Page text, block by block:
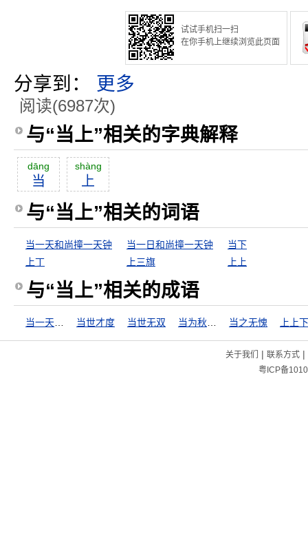
试试手机扫一扫
在你手机上继续浏览此页面
分享到： 更多
阅读(6987次)
与“当上”相关的字典解释
dāng
当
shàng
上
与“当上”相关的词语
当一天和尚撞一天钟 当一日和尚撞一天钟
当下
上丁
上三旗 上上
与“当上”相关的成语
当世才度 当世无双 当之无愧 上上
关于我们 | 联系方式|
粤ICP备